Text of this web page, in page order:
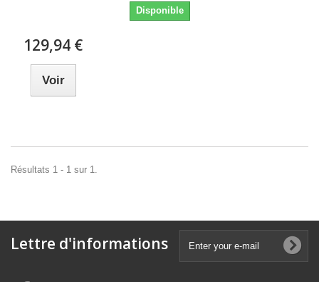
Disponible
129,94 €
Voir
Résultats 1 - 1 sur 1.
Lettre d'informations